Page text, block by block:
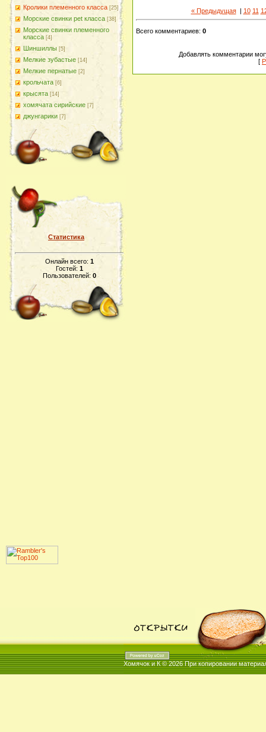
Кролики племенного класса [25]
Морские свинки pet класса [38]
Морские свинки племенного
класса [4]
Шиншиллы [5]
Мелкие зубастые [14]
Мелкие пернатые [2]
крольчата [6]
крысята [14]
хомячата сирийские [7]
джунгарики [7]
Статистика
Онлайн всего: 1
Гостей: 1
Пользователей: 0
« Предыдущая| 10 11
Всего комментариев: 0
Добавлять комментарии
[
Хомячок и К © 2026При копировании